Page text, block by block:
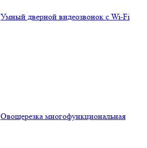
Умный дверной видеозвонок с Wi-Fi
Овощерезка многофункциональная